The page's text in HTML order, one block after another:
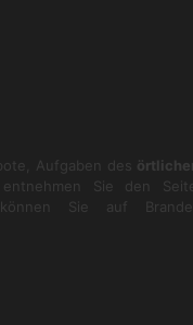
Aufgaben des
Sie den
können Sie auf